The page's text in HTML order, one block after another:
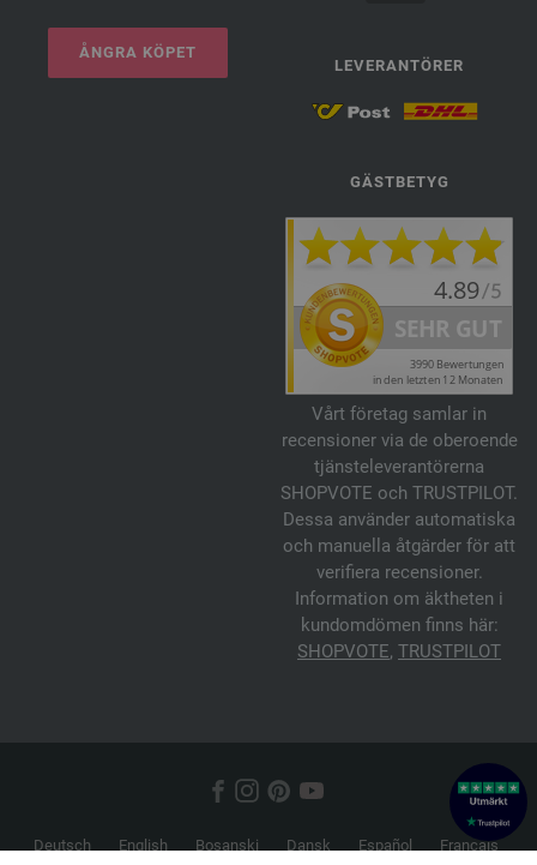
ÅNGRA KÖPET
LEVERANTÖRER
GÄSTBETYG
Vårt företag samlar in
recensioner via de oberoende
tjänsteleverantörerna
SHOPVOTE och TRUSTPILOT.
Dessa använder automatiska
och manuella åtgärder för att
verifiera recensioner.
Information om äktheten i
kundomdömen finns här:
SHOPVOTE, TRUSTPILOT
Deutsch English Bosanski Dansk Español Français